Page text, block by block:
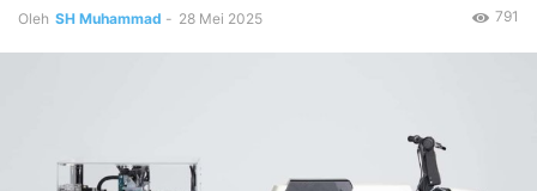
Oleh SH Muhammad - 28 Mei 2025 791